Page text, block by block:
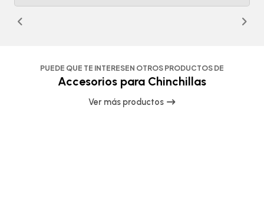
PUEDE QUE TE INTERESEN OTROS PRODUCTOS DE
Accesorios para Chinchillas
Ver más productos